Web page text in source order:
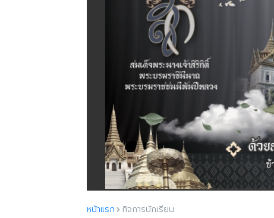
หน้าแรก กิจการนักเรียน